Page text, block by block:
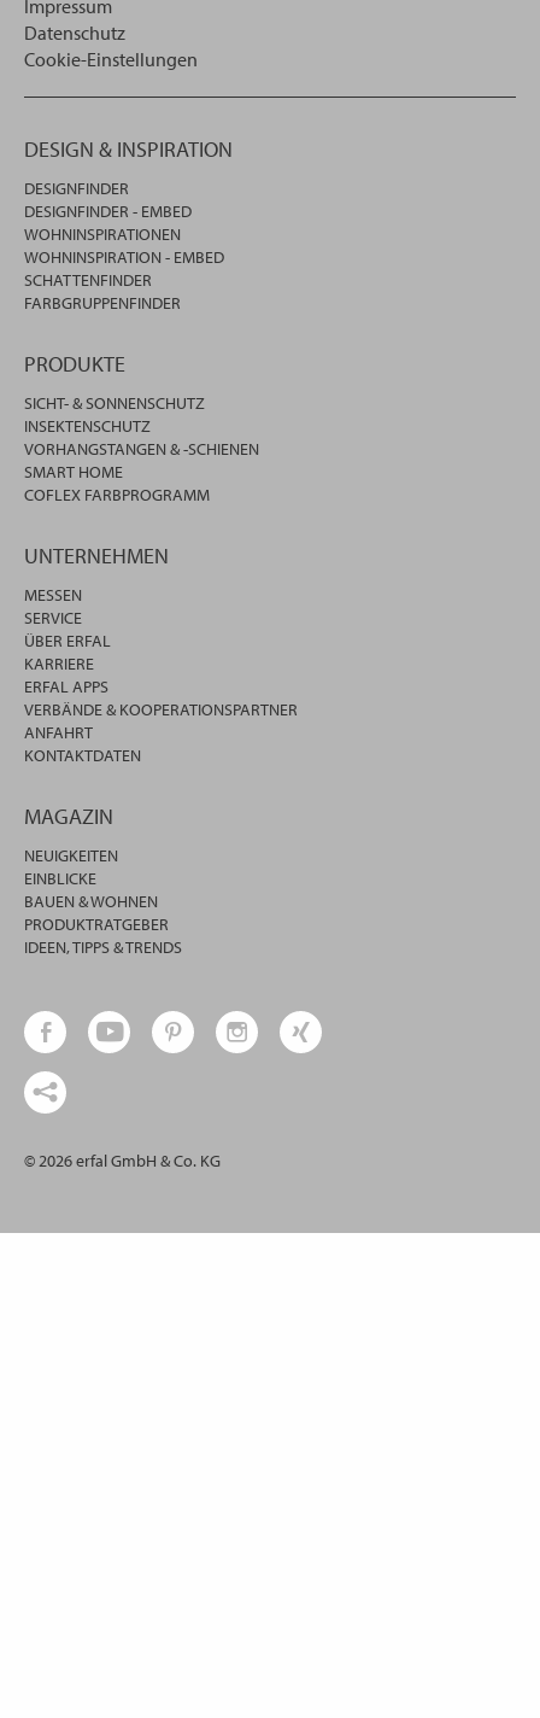
Impressum
Datenschutz
Cookie-Einstellungen
DESIGN & INSPIRATION
DESIGNFINDER
DESIGNFINDER - EMBED
WOHNINSPIRATIONEN
WOHNINSPIRATION - EMBED
SCHATTENFINDER
FARBGRUPPENFINDER
PRODUKTE
SICHT- & SONNENSCHUTZ
INSEKTENSCHUTZ
VORHANGSTANGEN & -SCHIENEN
SMART HOME
COFLEX FARBPROGRAMM
UNTERNEHMEN
MESSEN
SERVICE
ÜBER ERFAL
KARRIERE
ERFAL APPS
VERBÄNDE & KOOPERATIONSPARTNER
ANFAHRT
KONTAKTDATEN
MAGAZIN
NEUIGKEITEN
EINBLICKE
BAUEN & WOHNEN
PRODUKTRATGEBER
IDEEN, TIPPS & TRENDS
© 2026 erfal GmbH & Co. KG